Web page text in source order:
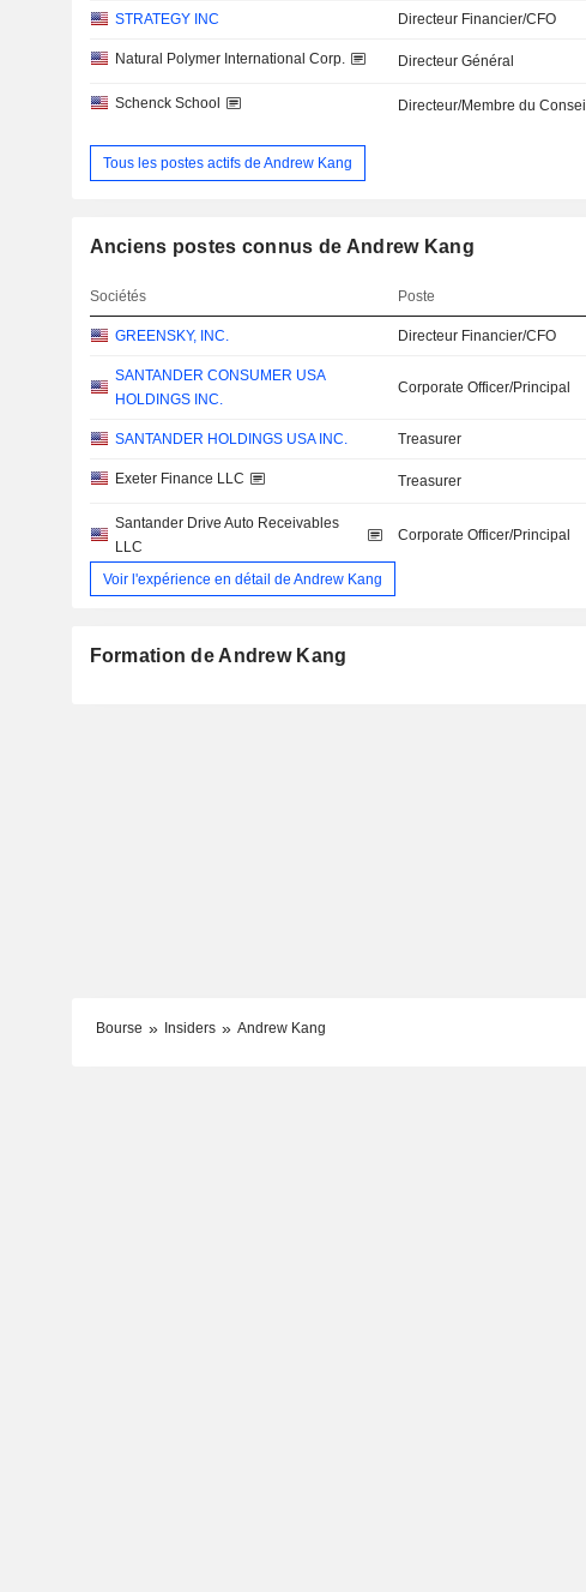
STRATEGY INC Directeur Financier/CFO
Natural Polymer International Corp. Directeur Général
Schenck School Directeur/Membre du Conseil
Tous les postes actifs de Andrew Kang
Anciens postes connus de Andrew Kang
Sociétés Poste
GREENSKY, INC. Directeur Financier/CFO
SANTANDER CONSUMER USA
HOLDINGS INC.
Corporate Officer/Principal
SANTANDER HOLDINGS USA INC. Treasurer
Exeter Finance LLC Treasurer
Santander Drive Auto Receivables
LLC
Corporate Officer/Principal
Voir l'expérience en détail de Andrew Kang
Formation de Andrew Kang
Bourse Insiders Andrew Kang